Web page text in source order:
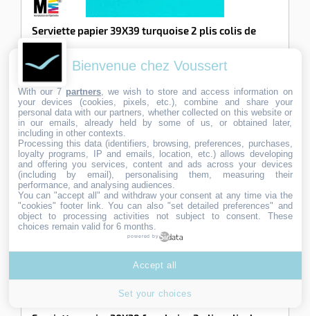
Serviette papier 39X39 turquoise 2 plis colis de
1800
Ref:151460
67,90 € HT 67,90
HT
Serviette en papier jetable ouate 2 épaisseurs. Serviette
fabriquée en France par Manufacture de l’Ephémè…
2 En stock
Ajouter au panier
Bienvenue chez Voussert
With our 7 partners , we wish to store and access information on
your devices (cookies, pixels, etc.), combine and share your
personal data with our partners, whether collected on this website or
in our emails, already held by some of us, or obtained later,
including in other contexts.
Processing this data (identifiers, browsing, preferences, purchases,
loyalty programs, IP and emails, location, etc.) allows developing
and offering you services, content and ads across your devices
(including by email), personalising them, measuring their
performance, and analysing audiences.
You can "accept all" and withdraw your consent at any time via the
"cookies" footer link . You can also "set detailed preferences" and
object to processing activities not subject to consent. These
choices remain valid for 6 months.
powered by
Set your choices
Accept all